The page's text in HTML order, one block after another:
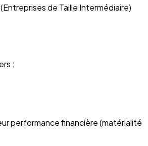
de Taille Intermédiaire)
:
performance financière (matérialité